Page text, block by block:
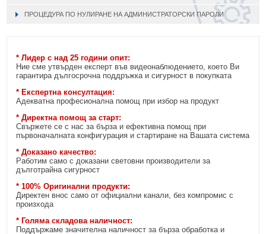
ПРОЦЕДУРА ПО НУЛИРАНЕ НА АДМИНИСТРАТОРСКИ ПАРОЛИ
* Лидер с над 25 години опит:
Ние сме утвърден експерт във видеонаблюдението, което Ви
гарантира дългосрочна поддръжка и сигурност в покупката
* Експертна консултация:
Адекватна професионална помощ при избор на продукт
* Директна помощ за старт:
Свържете се с нас за бърза и ефективна помощ при
първоначалната конфигурация и стартиране на Вашата система
* Доказано качество:
Работим само с доказани световни производители за
дълготрайна сигурност
* 100% Оригинални продукти:
Директен внос само от официални канали, без компромис с
произхода
* Голяма складова наличност:
Поддържаме значителна наличност за бърза обработка и